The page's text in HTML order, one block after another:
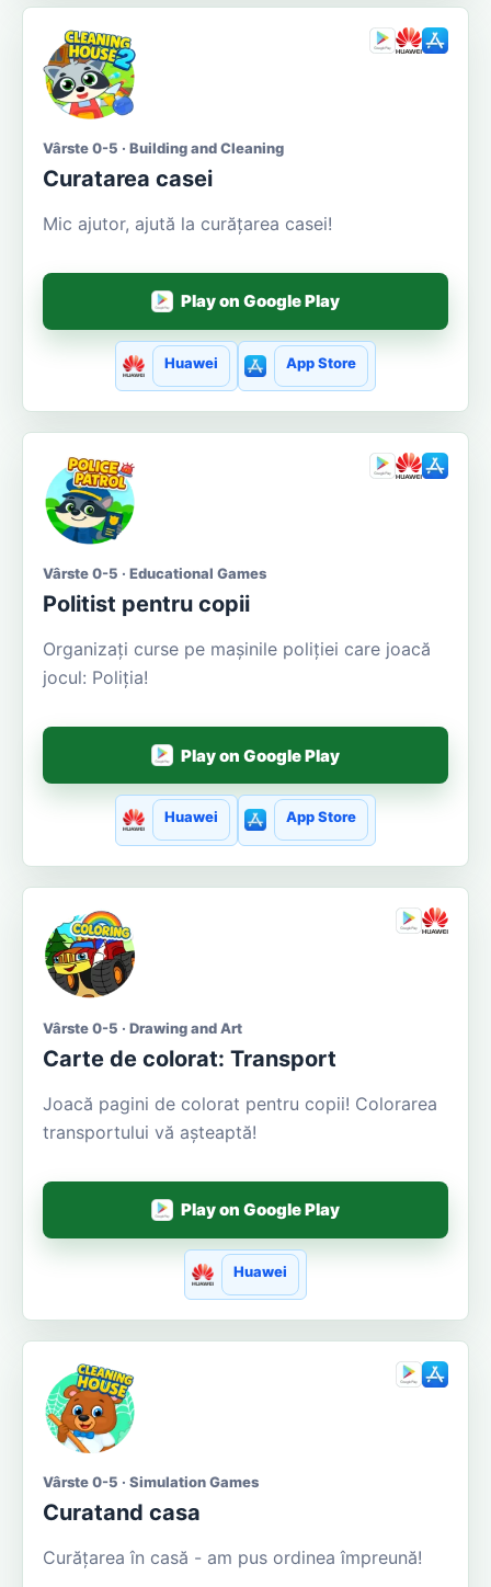
Vârste 0-5 · Building and Cleaning
Curatarea casei
Mic ajutor, ajută la curățarea casei!
Play on Google Play
Huawei App Store
Vârste 0-5 · Educational Games
Politist pentru copii
Organizați curse pe mașinile poliției care joacă
jocul: Poliția!
Play on Google Play
Huawei App Store
Vârste 0-5 · Drawing and Art
Carte de colorat: Transport
Joacă pagini de colorat pentru copii! Colorarea
transportului vă așteaptă!
Play on Google Play
Huawei
Vârste 0-5 · Simulation Games
Curatand casa
Curățarea în casă - am pus ordinea împreună!